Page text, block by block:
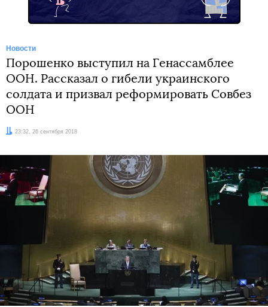
Новости
Порошенко выступил на Генассамблее
ООН. Рассказал о гибели украинского
солдата и призвал реформировать Совбез
ООН
Дата:23:32, 26 сентября 2018